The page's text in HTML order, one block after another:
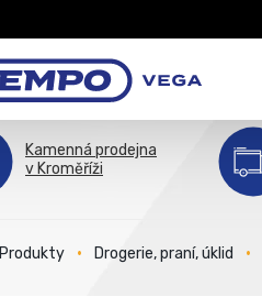
Kamenná prodejna
v Kroměříži
Produkty Drogerie, praní, úklid